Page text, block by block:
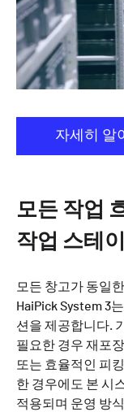
자세히 알
모든 작업
작업 스테
모든 창고가 동일
HaiPick System 3
션을 제공합니다.
필요한 경우 재포
또는 효율적인 피
한 경우에도 본 시
적용되며 운영 방